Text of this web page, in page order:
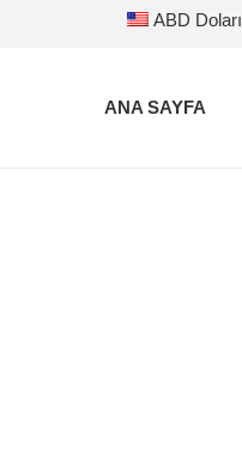
ABD Doları
ANA SAYFA